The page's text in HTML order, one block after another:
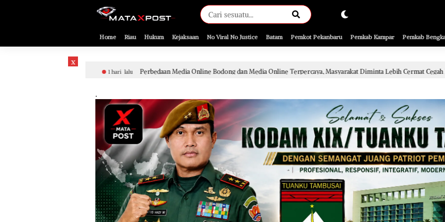
[gnpub_google_news_follow]
Home Riau Hukum Kejaksaan No Viral No Justice Batam Pemkot Pekanbaru Pemkab Kampar Pemkab
x
Perbedaan Media Online Bodong dan Media Online Terpercaya, Masyarakat Diminta Lebih Cermat Cegah Penyebaran Hoaks
.